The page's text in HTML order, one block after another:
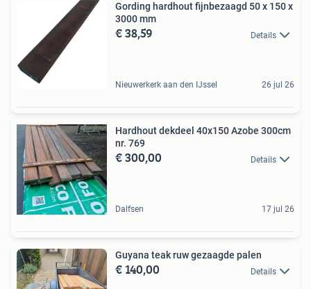
Gording hardhout fijnbezaagd 50 x 150 x
3000 mm
€ 38,59 Details
Nieuwerkerk aan den IJssel 26 jul 26
Hardhout dekdeel 40x150 Azobe 300cm
nr. 769
€ 300,00 Details
Dalfsen 17 jul 26
Guyana teak ruw gezaagde palen
€ 140,00 Details